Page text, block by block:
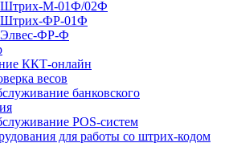
Штрих-М-01Ф/02Ф
Штрих-ФР-01Ф
Элвес-ФР-Ф
ККТ-онлайн
весов
банковского
POS-систем
для работы со штрих-кодом